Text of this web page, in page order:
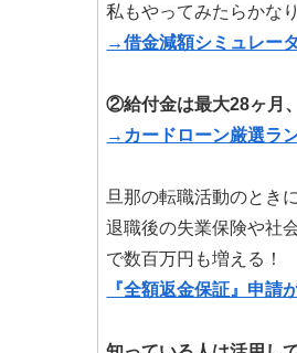
私もやってみたらかな
→借金減額シミュレー
②給付金は最大28ヶ月
→カードローン厳選ラ
旦那の転職活動のとき
退職後の失業保険や社
で数百万円も増える！
『全額返金保証』申請